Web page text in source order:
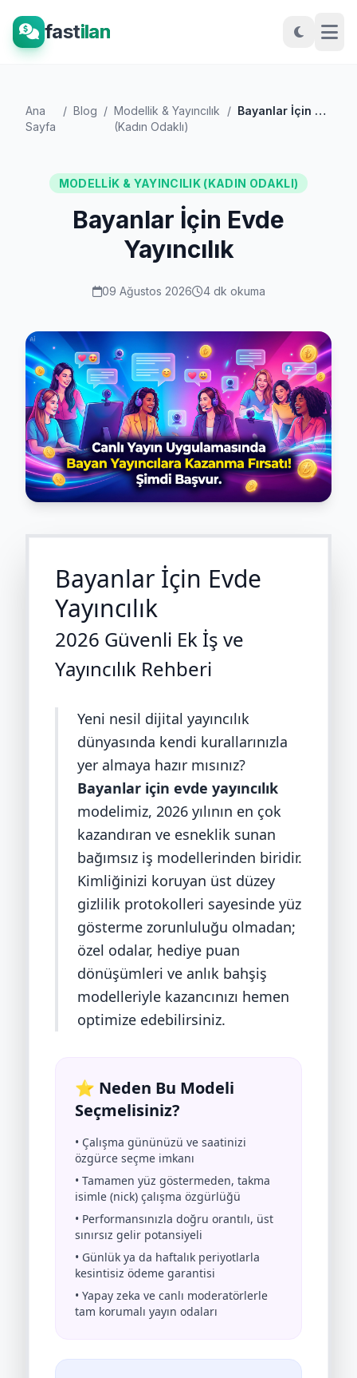
fastilan
Ana
Sayfa
/ Blog / Modellik & Yayıncılık
(Kadın Odaklı)
/ Bayanlar İçin Evde Yayıncılık
MODELLIK & YAYINCILIK (KADIN ODAKLI)
Bayanlar İçin Evde
Yayıncılık
09 Ağustos 2026 4 dk okuma
Bayanlar İçin Evde
Yayıncılık
2026 Güvenli Ek İş ve
Yayıncılık Rehberi
Yeni nesil dijital yayıncılık
dünyasında kendi kurallarınızla
yer almaya hazır mısınız?
Bayanlar için evde yayıncılık
modelimiz, 2026 yılının en çok
kazandıran ve esneklik sunan
bağımsız iş modellerinden biridir.
Kimliğinizi koruyan üst düzey
gizlilik protokolleri sayesinde yüz
gösterme zorunluluğu olmadan;
özel odalar, hediye puan
dönüşümleri ve anlık bahşiş
modelleriyle kazancınızı hemen
optimize edebilirsiniz.
⭐ Neden Bu Modeli
Seçmelisiniz?
• Çalışma gününüzü ve saatinizi
özgürce seçme imkanı
• Tamamen yüz göstermeden, takma
isimle (nick) çalışma özgürlüğü
• Performansınızla doğru orantılı, üst
sınırsız gelir potansiyeli
• Günlük ya da haftalık periyotlarla
kesintisiz ödeme garantisi
• Yapay zeka ve canlı moderatörlerle
tam korumalı yayın odaları